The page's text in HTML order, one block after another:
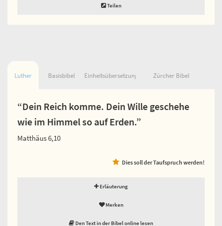
Teilen
Luther Basisbibel Einheitsübersetzung Zürcher Bibel
“Dein Reich komme. Dein Wille geschehe
wie im Himmel so auf Erden.”
Matthäus 6,10
Dies soll der Taufspruch werden!
Erläuterung
Merken
Den Text in der Bibel online lesen